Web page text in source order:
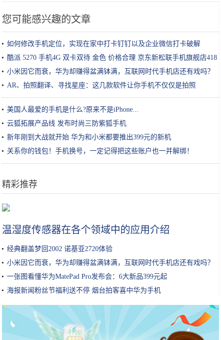
您可能感兴趣的文章
如何修改手机定位，实现在家中打卡钉钉以及企业微信打卡破解
酷派 5270 手机4G 双卡双待 金色 价格合理 京东新松联手机旗舰店418
元销售中
小米因它而衰，华为却赚得盆满钵满，互联网时代手机店还有戏吗？
AR、拍照翻译、寻找星座：这几款软件让你手机不仅仅是拍照
美国人最爱的手机是什么?原来不是iPhone...
云狐拓展产品线 发布时尚三防紫狐手机
新年刚到大战就开始 华为和小米都要推出399元的新机
关系你的钱包！手机换号，一定记得把这些账户也一并解绑！
精彩推荐
温湿度传感器在各个领域中的应用介绍
经典翻盖梦回2002 诺基亚2720体验
小米因它而衰，华为却赚得盆满钵满，互联网时代手机店还有戏吗？
一张图看懂华为MatePad Pro发布会：6大新品399元起
海报新闻粉丝节福利送不停 烟台拍客喜中华为手机